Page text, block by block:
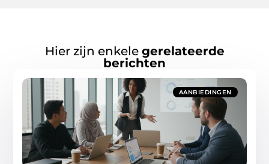
Hier zijn enkele gerelateerde
berichten
AANBIEDINGEN